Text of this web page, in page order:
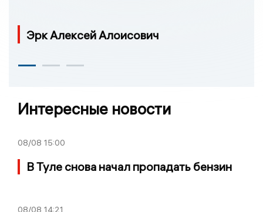
Эрк Алексей Алоисович
Интересные новости
08/08 15:00
В Туле снова начал пропадать бензин
08/08 14:21